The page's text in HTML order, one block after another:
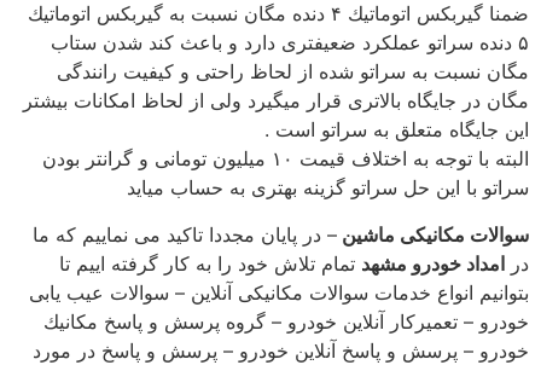
ضمنا گیربكس اتوماتیك ۴ دنده مگان نسبت به گیربكس اتوماتیك
۵ دنده سراتو عملكرد ضعیفتری دارد و باعث كند شدن ستاب
مگان نسبت به سراتو شده از لحاظ راحتی و كیفیت رانندگی
مگان در جایگاه بالاتری قرار میگیرد ولی از لحاظ امكانات بیشتر
این جایگاه متعلق به سراتو است .
البته با توجه به اختلاف قیمت ۱۰ میلیون تومانی و گرانتر بودن
سراتو با این حل سراتو گزینه بهتری به حساب میاید
سوالات مكانیكی ماشین – در پایان مجددا تاكید می نماییم كه ما
در امداد خودرو مشهد تمام تلاش خود را به كار گرفته اییم تا
بتوانیم انواع خدمات سوالات مكانیكی آنلاین – سوالات عیب یابی
خودرو – تعمیركار آنلاین خودرو – گروه پرسش و پاسخ مكانیك
خودرو – پرسش و پاسخ آنلاین خودرو – پرسش و پاسخ در مورد